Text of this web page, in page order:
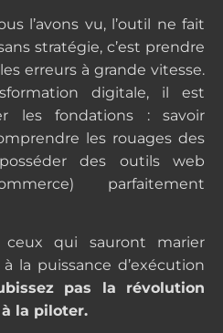
l’avons vu, l’outil ne fait
stratégie, c’est prendre
erreurs à grande vitesse.
digitale, il est
les fondations : savoir
les rouages des
des outils web
parfaitement
ceux qui sauront marier
la puissance d’exécution
pas la révolution
la piloter.